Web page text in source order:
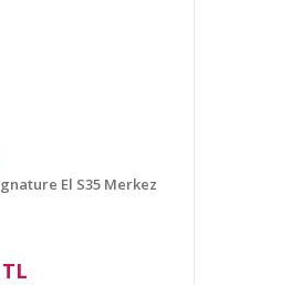
El S35 Merkez